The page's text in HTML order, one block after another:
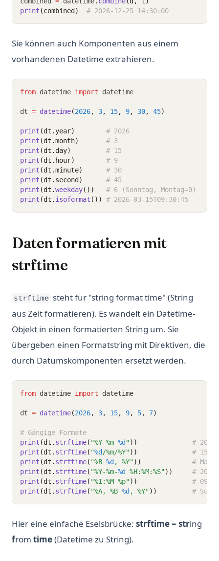
print (combined) # 2026-12-25 14:30:00
Sie können auch Komponenten aus einem
vorhandenen Datetime extrahieren.
from datetime import datetime
dt = datetime(2026, 3, 15, 9, 30, 45)
print (dt.year)
# 2026
print (dt.month)
# 3
print (dt.day)
# 15
print (dt.hour)
# 9
print (dt.minute)
# 30
print (dt.second)
# 45
print (dt.weekday())
# 6 (Sonntag, Montag=0)
print (dt. isoformat ()) # 2026-03-15T09:30:45
Daten formatieren mit
strftime
strftime steht für "string format time" (String
aus Zeit formatieren). Es wandelt ein Datetime-
Objekt in einen formatierten String um. Sie
übergeben einen Formatstring mit Direktiven, die
durch Datumskomponenten ersetzt werden.
from datetime import datetime
dt = datetime(2026, 3, 15, 9, 5, 7)
# Gängige Formate
print (dt. strftime( "%Y-%m-%d "))
#
print (dt. strftime( "%d /%m/%Y"))
# 15/
print (dt. strftime( "%B %d , %Y"))
#
print (dt. strftime( "%Y-%m-%d %H:%M:%S"))
#
print (dt. strftime( "%I:%M %p"))
#
print (dt. strftime( "%A, %B %d , %Y")) #
Hier eine einfache Eselsbrücke: strftime = string
from time(Datetime zu String).